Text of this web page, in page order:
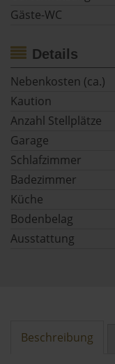
Gäste-WC
Details
Nebenkosten (ca.)
Kaution
Anzahl Stellplätze
Garage
Schlafzimmer
Badezimmer
Küche
Bodenbelag
Ausstattung
Beschreibung